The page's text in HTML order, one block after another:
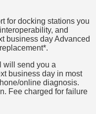
for docking stations you
and
business day Advanced
will send you a
business day in most
online diagnosis.
Fee charged for failure